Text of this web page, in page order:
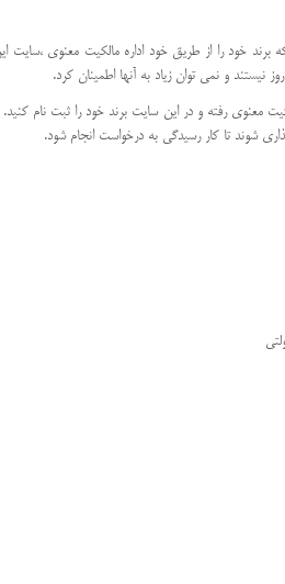
برند خود را از طریق خود اداره مالکیت معنوی
و نمی توان زیاد به آنها اطمینان کرد.
معنوی رفته و در این سایت برند خود را ثبت نام کنید.
شوند تا کار رسیدگی به درخواست انجام شود.